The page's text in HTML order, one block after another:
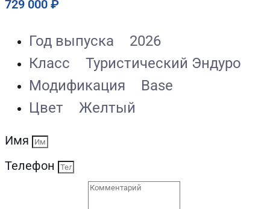
729 000 ₽
Год выпуска
2026
Класс
Туристический Эндуро
Модификация
Base
Цвет
Желтый
Имя
Телефон